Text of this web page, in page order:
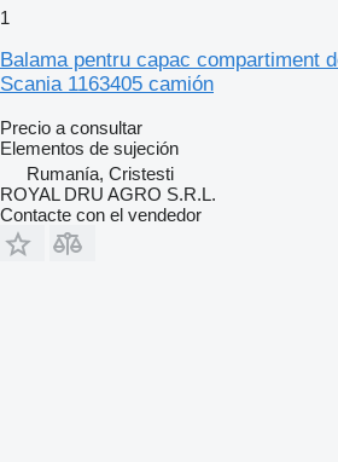
1
Balama pentru capac compartiment
Scania 1163405 camión
Precio a consultar
Elementos de sujeción
Rumanía, Cristesti
ROYAL DRU AGRO S.R.L.
Contacte con el vendedor